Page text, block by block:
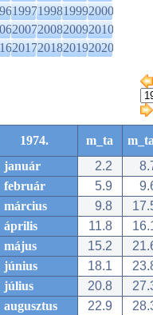
1997199819992000
2007200820092010
2017201820192020
1974. m_ta
január
2.2
február
5.9
március
9.8
április
11.8
május
15.2
június
18.1
július
20.8
augusztus
22.9